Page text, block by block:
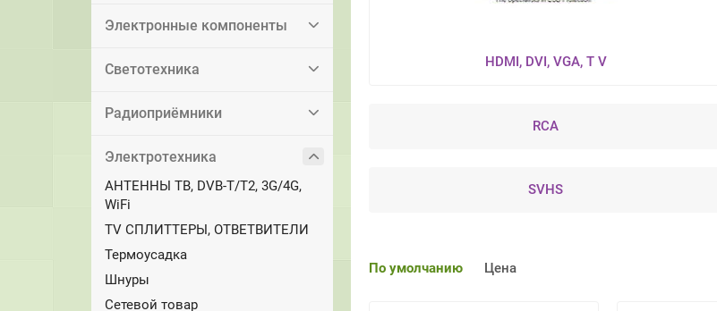
Электронные компоненты
Светотехника
Радиоприёмники
Электротехника
АНТЕННЫ ТВ, DVB-T/T2, 3G/4G,
WiFi
TV СПЛИТТЕРЫ, ОТВЕТВИТЕЛИ
Термоусадка
Шнуры
Сетевой товар
HDMI, DVI, VGA, T V
RCA
SVHS
По умолчанию Цена